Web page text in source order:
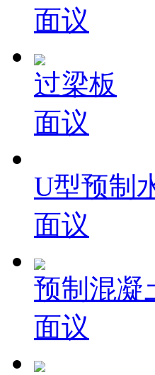
面议
过梁板
面议
U型预制
面议
预制混凝
面议